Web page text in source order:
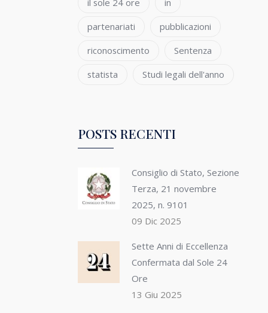
partenariati
pubblicazioni
riconoscimento
Sentenza
statista
Studi legali dell'anno
POSTS RECENTI
Consiglio di Stato, Sezione
Terza, 21 novembre
2025, n. 9101
09 Dic 2025
Sette Anni di Eccellenza
Confermata dal Sole 24
Ore
13 Giu 2025